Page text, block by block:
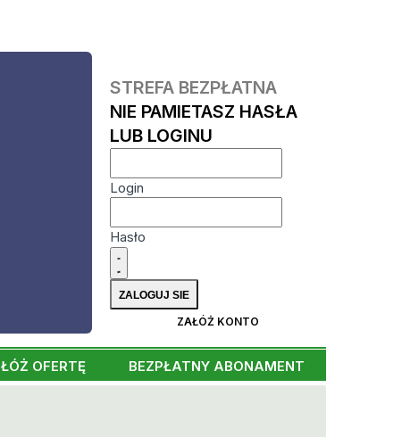
STREFA BEZPŁATNA
NIE PAMIETASZ HASŁA
LUB LOGINU
Login
Hasło
ZAŁÓŻ KONTO
OFERTĘ BEZPŁATNY ABONAMENT